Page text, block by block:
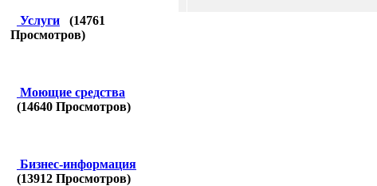
Услуги (14761
Просмотров)
Моющие средства
(14640 Просмотров)
Бизнес-информация
(13912 Просмотров)